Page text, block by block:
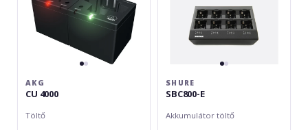
AKG
CU 4000
Töltő
SHURE
SBC800-E
Akkumulátor töltő